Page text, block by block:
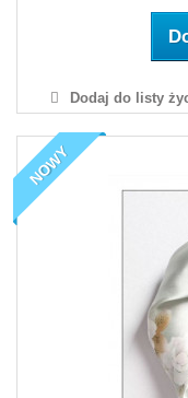
Dodaj do listy
NOWY